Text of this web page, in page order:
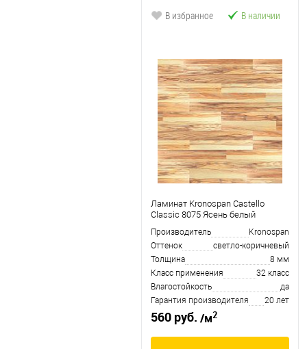
В избранное
В наличии
Ламинат Kronospan Castello
Classic 8075 Ясень белый
Производитель
Kronospan
Оттенок
светло-коричневый
Толщина
8 мм
Класс применения
32 класс
Влагостойкость
да
Гарантия производителя
20 лет
560 руб. /м2